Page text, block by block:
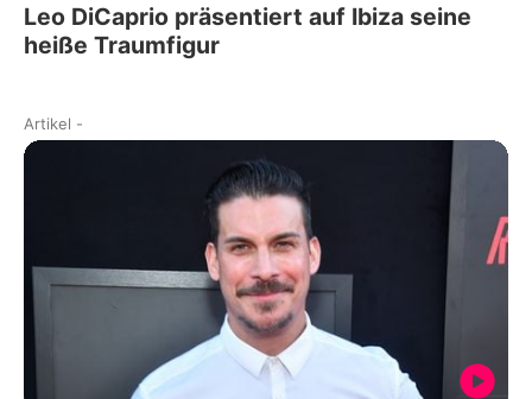
Leo DiCaprio präsentiert auf Ibiza seine
heiße Traumfigur
Artikel -